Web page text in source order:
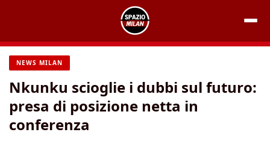
contenuto
NEWS MILAN
Nkunku scioglie i dubbi sul futuro:
presa di posizione netta in
conferenza